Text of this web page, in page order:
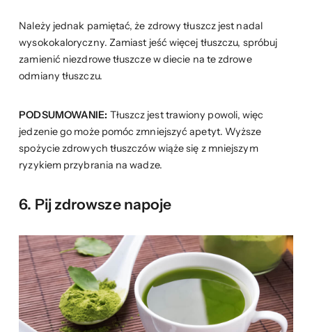
Należy jednak pamiętać, że zdrowy tłuszcz jest nadal
wysokokaloryczny. Zamiast jeść więcej tłuszczu, spróbuj
zamienić niezdrowe tłuszcze w diecie na te zdrowe
odmiany tłuszczu.
PODSUMOWANIE: Tłuszcz jest trawiony powoli, więc
jedzenie go może pomóc zmniejszyć apetyt. Wyższe
spożycie zdrowych tłuszczów wiąże się z mniejszym
ryzykiem przybrania na wadze.
6. Pij zdrowsze napoje